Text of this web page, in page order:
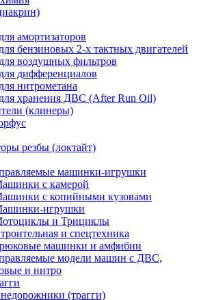
амортизаторов
бензиновых 2-х тактных двигателей
воздушных фильтров
дифференциалов
нитрометана
хранения ДВС (After Run Oil)
(клинеры)
резбы (локтайт)
машинки-игрушки
с камерой
с копийными кузовами
игрушки
и Трициклы
и спецтехника
машинки и амфибии
модели машин с ДВС,
и нитро
(трагги)